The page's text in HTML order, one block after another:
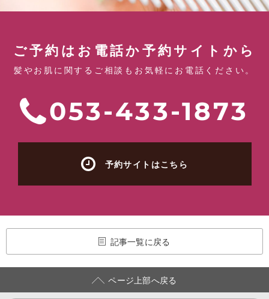
ご予約はお電話か予約サイトから
髪やお肌に関するご相談もお気軽にお電話ください。
053-433-1873
予約サイトはこちら
記事一覧に戻る
ページ上部へ戻る